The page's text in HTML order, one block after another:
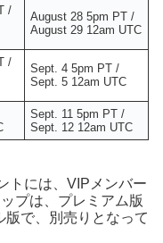
/
August 28 5pm PT /
August 29 12am UTC
/
Sept. 4 5pm PT /
Sept. 5 12am UTC
Sept. 11 5pm PT /
Sept. 12 12am UTC
トには、VIPメンバー
プは、プレミアム版
版で、別売りとなって